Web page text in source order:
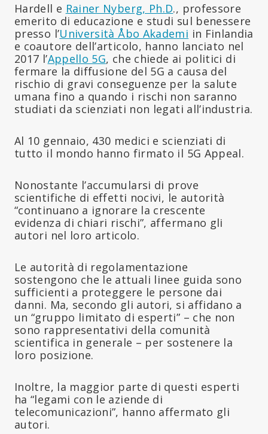
Hardell e Rainer Nyberg, Ph.D., professore
emerito di educazione e studi sul benessere
presso l’Università Åbo Akademi in Finlandia
e coautore dell’articolo, hanno lanciato nel
2017 l’Appello 5G, che chiede ai politici di
fermare la diffusione del 5G a causa del
rischio di gravi conseguenze per la salute
umana fino a quando i rischi non saranno
studiati da scienziati non legati all’industria.
Al 10 gennaio, 430 medici e scienziati di
tutto il mondo hanno firmato il 5G Appeal.
Nonostante l’accumularsi di prove
scientifiche di effetti nocivi, le autorità
“continuano a ignorare la crescente
evidenza di chiari rischi”, affermano gli
autori nel loro articolo.
Le autorità di regolamentazione
sostengono che le attuali linee guida sono
sufficienti a proteggere le persone dai
danni. Ma, secondo gli autori, si affidano a
un “gruppo limitato di esperti” – che non
sono rappresentativi della comunità
scientifica in generale – per sostenere la
loro posizione.
Inoltre, la maggior parte di questi esperti
ha “legami con le aziende di
telecomunicazioni”, hanno affermato gli
autori.